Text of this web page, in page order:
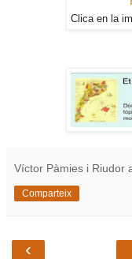
Clica en la
Víctor Pàmies i Riudor
Comparteix
‹